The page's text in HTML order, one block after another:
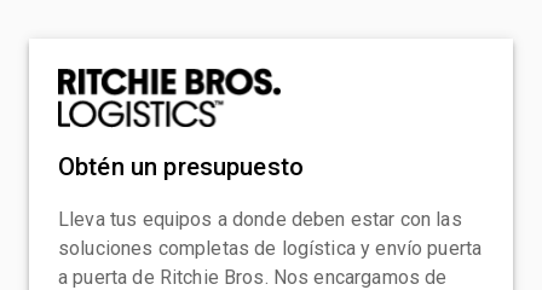
Obtén un presupuesto
Lleva tus equipos a donde deben estar con las
soluciones completas de logística y envío puerta
a puerta de Ritchie Bros. Nos encargamos de